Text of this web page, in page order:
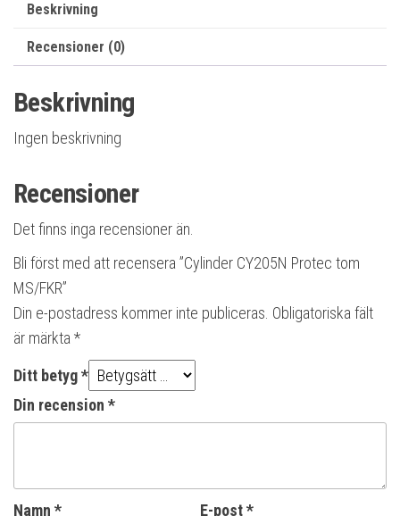
Beskrivning
Recensioner (0)
Beskrivning
Ingen beskrivning
Recensioner
Det finns inga recensioner än.
Bli först med att recensera ”Cylinder CY205N Protec tom
MS/FKR”
Din e-postadress kommer inte publiceras. Obligatoriska fält
är märkta *
Ditt betyg*
Din recension *
Namn * E-post*